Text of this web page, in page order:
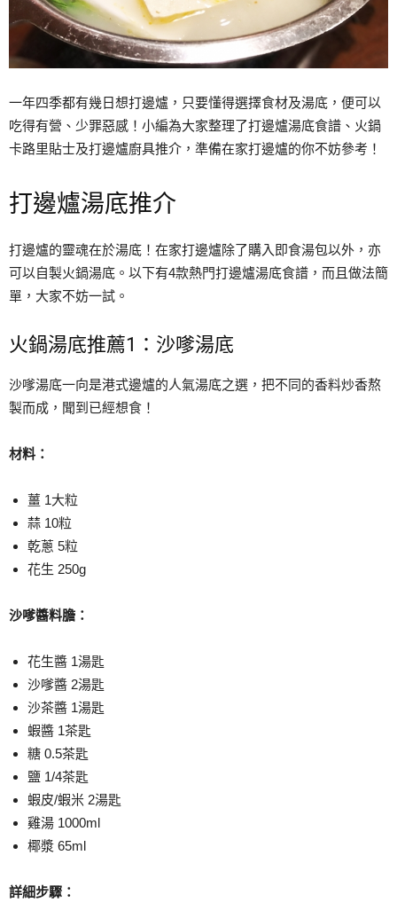
一年四季都有幾日想打邊爐，只要懂得選擇食材及湯底，便可以
吃得有營、少罪惡感！小編為大家整理了打邊爐湯底食譜、火鍋
卡路里貼士及打邊爐廚具推介，準備在家打邊爐的你不妨參考！
打邊爐湯底推介
打邊爐的靈魂在於湯底！在家打邊爐除了購入即食湯包以外，亦
可以自製火鍋湯底。以下有4款熱門打邊爐湯底食譜，而且做法簡
單，大家不妨一試。
火鍋湯底推薦1：沙嗲湯底
沙嗲湯底一向是港式邊爐的人氣湯底之選，把不同的香料炒香熬
製而成，聞到已經想食！
材料：
薑 1大粒
蒜 10粒
乾蔥 5粒
花生 250g
沙嗲醬料膽：
花生醬 1湯匙
沙嗲醬 2湯匙
沙茶醬 1湯匙
蝦醬 1茶匙
糖 0.5茶匙
鹽 1/4茶匙
蝦皮/蝦米 2湯匙
雞湯 1000ml
椰漿 65ml
詳細步驟：